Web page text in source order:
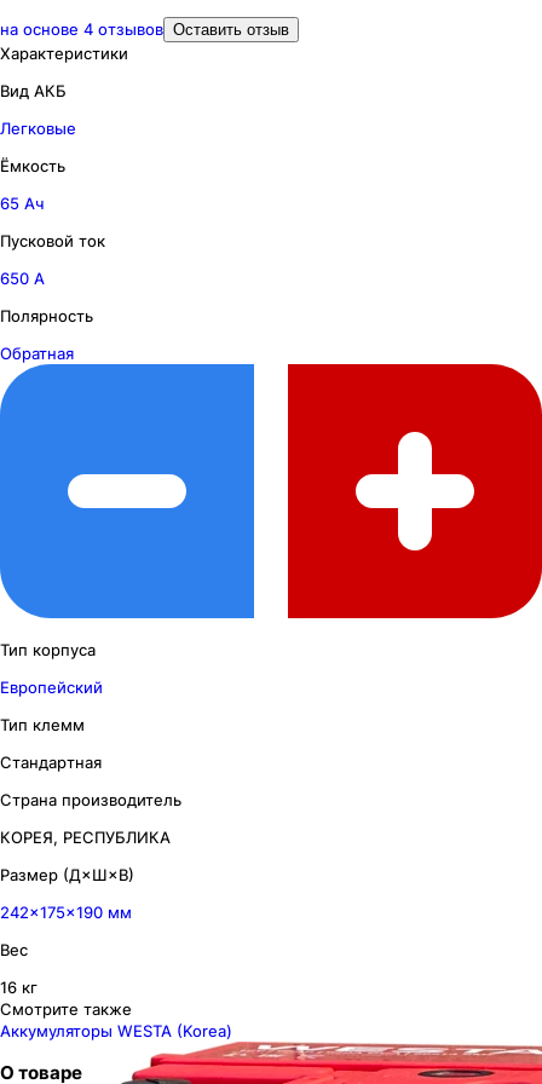
на основе 4 отзывов Оставить отзыв
Характеристики
Вид АКБ
Легковые
Ёмкость
65 Ач
Пусковой ток
650 А
Полярность
Обратная
Тип корпуса
Европейский
Тип клемм
Стандартная
Страна производитель
КОРЕЯ, РЕСПУБЛИКА
Размер (Д×Ш×В)
242×175×190 мм
Вес
16 кг
Смотрите также
Аккумуляторы WESTA (Korea)
О товаре